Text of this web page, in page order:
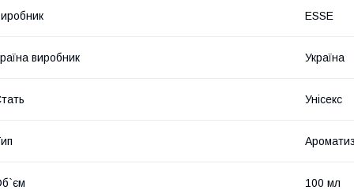
ESSE
виробник Україна
Унісекс
100 мл